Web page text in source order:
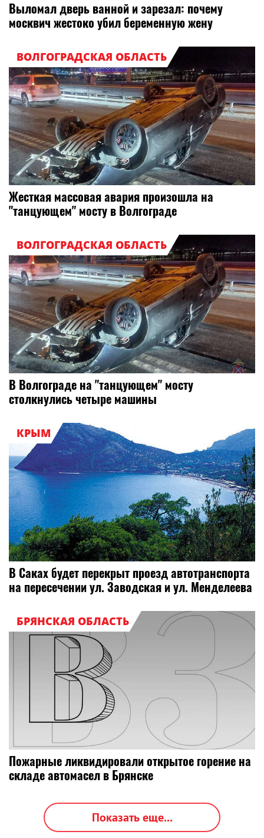
Выломал дверь ванной и зарезал: почему
москвич жестоко убил беременную жену
ВОЛГОГРАДСКАЯ ОБЛАСТЬ
Жесткая массовая авария произошла на
"танцующем" мосту в Волгограде
ВОЛГОГРАДСКАЯ ОБЛАСТЬ
В Волгограде на "танцующем" мосту
столкнулись четыре машины
КРЫМ
В Саках будет перекрыт проезд автотранспорта
на пересечении ул. Заводская и ул. Менделеева
БРЯНСКАЯ ОБЛАСТЬ
Пожарные ликвидировали открытое горение на
складе автомасел в Брянске
Показать еще...